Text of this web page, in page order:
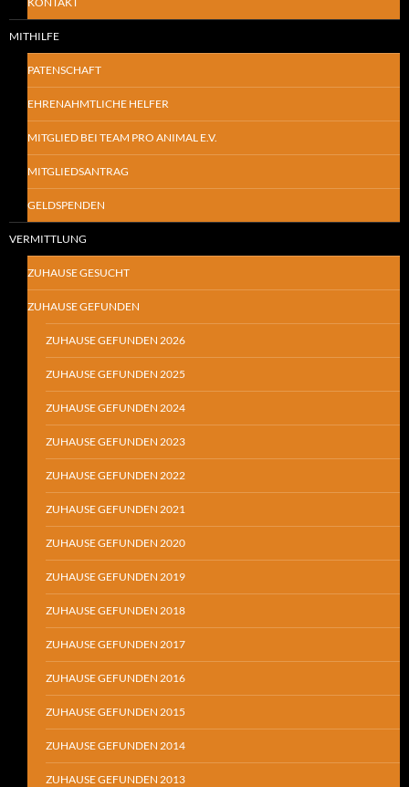
MITHILFE
PATENSCHAFT
EHRENAHMTLICHE HELFER
MITGLIED BEI TEAM PRO ANIMAL E.V.
MITGLIEDSANTRAG
GELDSPENDEN
VERMITTLUNG
ZUHAUSE GESUCHT
ZUHAUSE GEFUNDEN
ZUHAUSE GEFUNDEN 2026
ZUHAUSE GEFUNDEN 2025
ZUHAUSE GEFUNDEN 2024
ZUHAUSE GEFUNDEN 2023
ZUHAUSE GEFUNDEN 2022
ZUHAUSE GEFUNDEN 2021
ZUHAUSE GEFUNDEN 2020
ZUHAUSE GEFUNDEN 2019
ZUHAUSE GEFUNDEN 2018
ZUHAUSE GEFUNDEN 2017
ZUHAUSE GEFUNDEN 2016
ZUHAUSE GEFUNDEN 2015
ZUHAUSE GEFUNDEN 2014
ZUHAUSE GEFUNDEN 2013